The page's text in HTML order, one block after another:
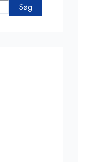
Søg